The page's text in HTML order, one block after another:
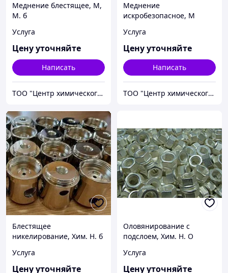
Меднение блестящее, М,
М. б
Услуга
Цену уточняйте
Написать
ТОО "Центр химического инжиниринга и материаловедения"
Меднение
искробезопасное, М
Услуга
Цену уточняйте
Написать
ТОО "Центр химического инжиниринга и материаловедения"
Блестящее
никелирование, Хим. Н. б
Услуга
Цену уточняйте
Оловянирование с
подслоем, Хим. Н. О
Услуга
Цену уточняйте